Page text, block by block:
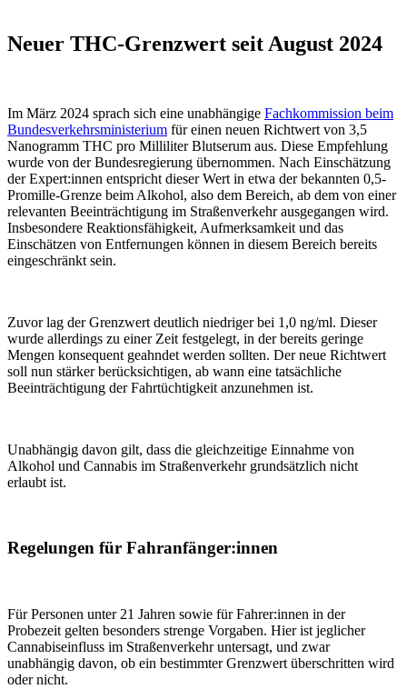
Neuer THC-Grenzwert seit August 2024
Im März 2024 sprach sich eine unabhängige Fachkommission beim
Bundesverkehrsministerium für einen neuen Richtwert von 3,5
Nanogramm THC pro Milliliter Blutserum aus. Diese Empfehlung
wurde von der Bundesregierung übernommen. Nach Einschätzung
der Expert:innen entspricht dieser Wert in etwa der bekannten 0,5-
Promille-Grenze beim Alkohol, also dem Bereich, ab dem von einer
relevanten Beeinträchtigung im Straßenverkehr ausgegangen wird.
Insbesondere Reaktionsfähigkeit, Aufmerksamkeit und das
Einschätzen von Entfernungen können in diesem Bereich bereits
eingeschränkt sein.
Zuvor lag der Grenzwert deutlich niedriger bei 1,0 ng/ml. Dieser
wurde allerdings zu einer Zeit festgelegt, in der bereits geringe
Mengen konsequent geahndet werden sollten. Der neue Richtwert
soll nun stärker berücksichtigen, ab wann eine tatsächliche
Beeinträchtigung der Fahrtüchtigkeit anzunehmen ist.
Unabhängig davon gilt, dass die gleichzeitige Einnahme von
Alkohol und Cannabis im Straßenverkehr grundsätzlich nicht
erlaubt ist.
Regelungen für Fahranfänger:innen
Für Personen unter 21 Jahren sowie für Fahrer:innen in der
Probezeit gelten besonders strenge Vorgaben. Hier ist jeglicher
Cannabiseinfluss im Straßenverkehr untersagt, und zwar
unabhängig davon, ob ein bestimmter Grenzwert überschritten wird
oder nicht.